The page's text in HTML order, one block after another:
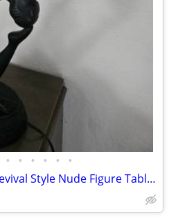
• • • • • •
Large Vintage Art Deco Revival Style Nude Figure Table Lamp